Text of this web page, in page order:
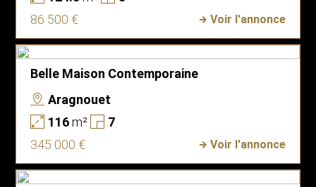
86 500 €
Voir l'annonce
Belle Maison Contemporaine
Aragnouet
116m²
7
345 000 €
Voir l'annonce